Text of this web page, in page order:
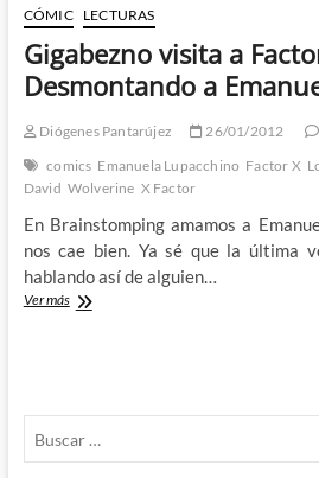
en
Australia
(I):
espinoso
Factor
X
CÓMIC LECTURAS
Gigabezno visita a
Desmontando a
Diógenes Pantarújez 26/01/2012
comics Emanuela Lupacchino Factor X
David Wolverine X Factor
En Brainstomping amamos a
nos cae bien. Ya sé que la última
hablando así de alguien…
Ver másGigabezno
Emanuela